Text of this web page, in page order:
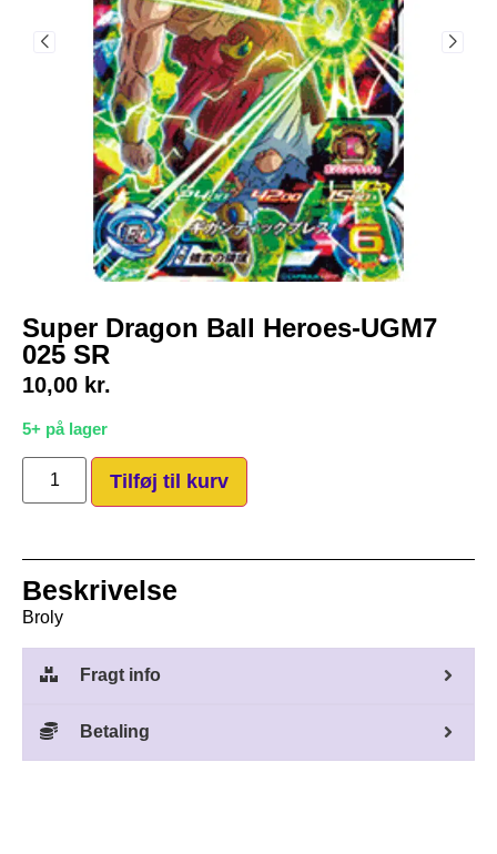
Super Dragon Ball Heroes-UGM7
025 SR
10,00 kr.
5+ på lager
Tilføj til kurv
Beskrivelse
Broly
Fragt info
Betaling